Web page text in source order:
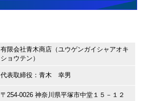
有限会社青木商店（ユウゲンガイシャアオキ
ショウテン）
代表取締役：青木 幸男
〒254-0026 神奈川県平塚市中堂１５－１２